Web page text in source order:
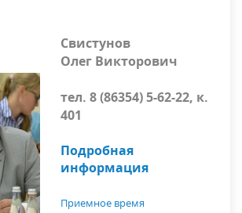
Свистунов
Олег Викторович
тел. 8 (86354) 5-62-22, к.
401
Подробная
информация
Приемное время